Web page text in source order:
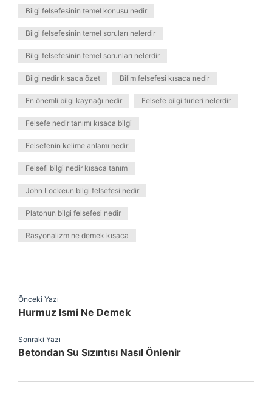
Bilgi felsefesinin temel konusu nedir
Bilgi felsefesinin temel soruları nelerdir
Bilgi felsefesinin temel sorunları nelerdir
Bilgi nedir kısaca özet Bilim felsefesi kısaca nedir
En önemli bilgi kaynağı nedir Felsefe bilgi türleri nelerdir
Felsefe nedir tanımı kısaca bilgi
Felsefenin kelime anlamı nedir
Felsefi bilgi nedir kısaca tanım
John Lockeun bilgi felsefesi nedir
Platonun bilgi felsefesi nedir
Rasyonalizm ne demek kısaca
Önceki Yazı
Hurmuz Ismi Ne Demek
Sonraki Yazı
Betondan Su Sızıntısı Nasıl Önlenir